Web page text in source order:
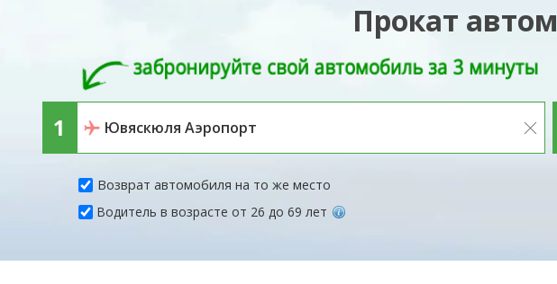
Прокат
Возврат автомобиля на то же место
Водитель в возрасте от 26 до 69 лет